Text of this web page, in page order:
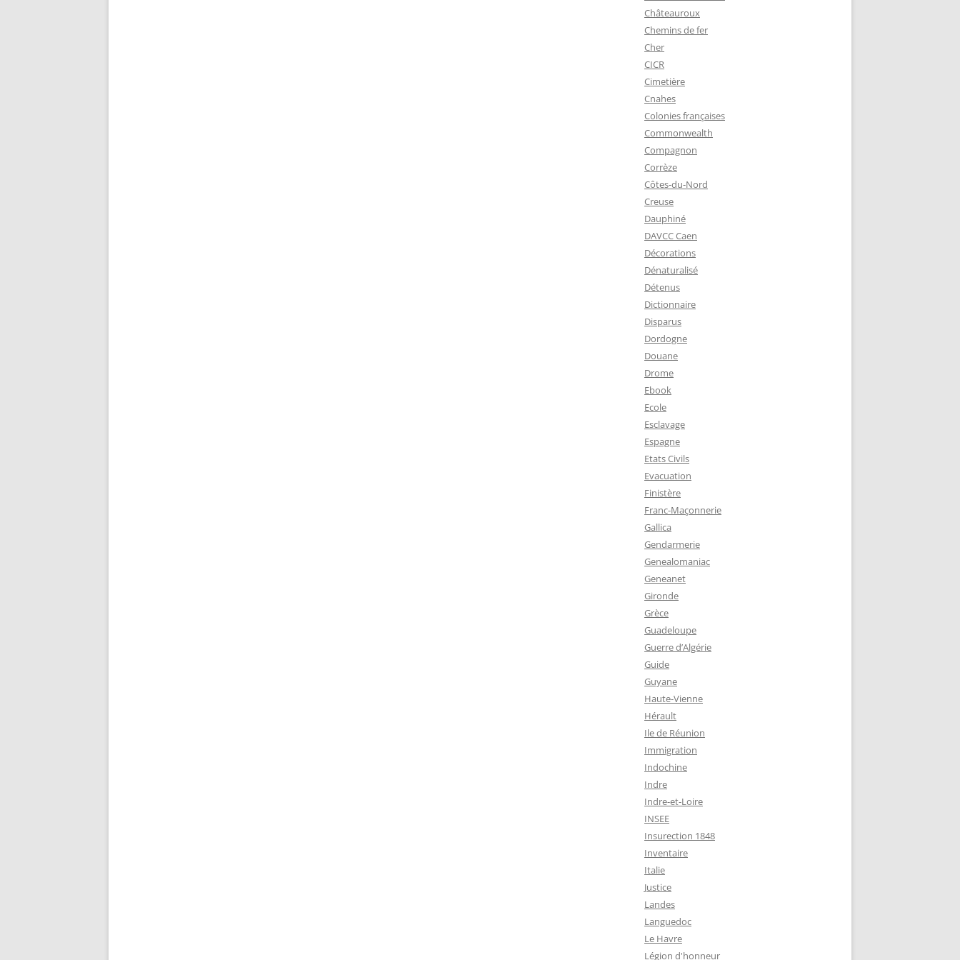
Châteauroux
Chemins de fer
Cher
CICR
Cimetière
Cnahes
Colonies françaises
Commonwealth
Compagnon
Corrèze
Côtes-du-Nord
Creuse
Dauphiné
DAVCC Caen
Décorations
Dénaturalisé
Détenus
Dictionnaire
Disparus
Dordogne
Douane
Drome
Ebook
Ecole
Esclavage
Espagne
Etats Civils
Evacuation
Finistère
Franc-Maçonnerie
Gallica
Gendarmerie
Genealomaniac
Geneanet
Gironde
Grèce
Guadeloupe
Guerre d’Algérie
Guide
Guyane
Haute-Vienne
Hérault
Ile de Réunion
Immigration
Indochine
Indre
Indre-et-Loire
INSEE
Insurection 1848
Inventaire
Italie
Justice
Landes
Languedoc
Le Havre
Légion d'honneur